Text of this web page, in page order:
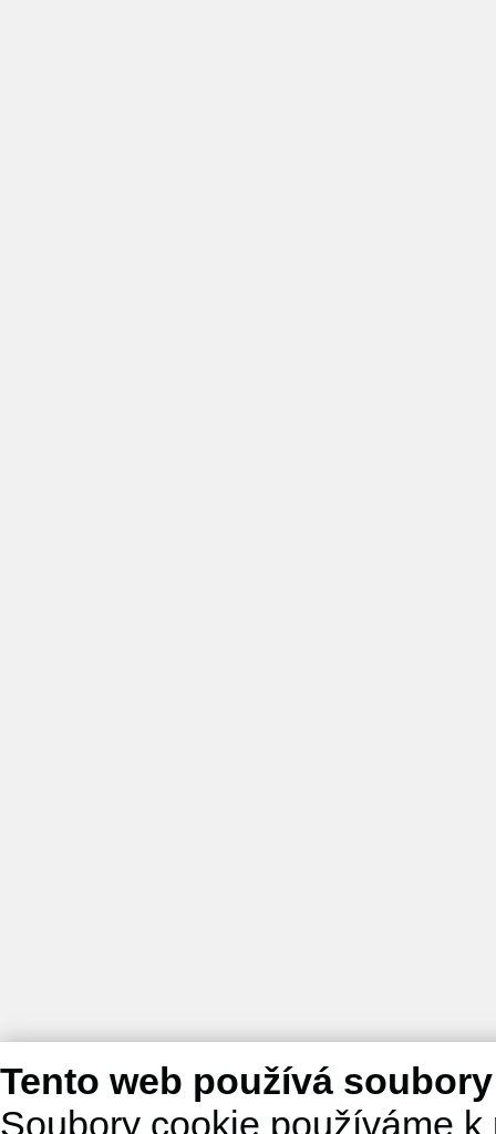
Tento web používá
Soubory cookie používáme